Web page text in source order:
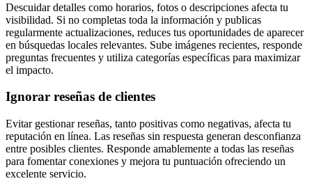
Descuidar detalles como horarios, fotos o descripciones afecta tu
visibilidad. Si no completas toda la información y publicas
regularmente actualizaciones, reduces tus oportunidades de aparecer
en búsquedas locales relevantes. Sube imágenes recientes, responde
preguntas frecuentes y utiliza categorías específicas para maximizar
el impacto.
Ignorar reseñas de clientes
Evitar gestionar reseñas, tanto positivas como negativas, afecta tu
reputación en línea. Las reseñas sin respuesta generan desconfianza
entre posibles clientes. Responde amablemente a todas las reseñas
para fomentar conexiones y mejora tu puntuación ofreciendo un
excelente servicio.